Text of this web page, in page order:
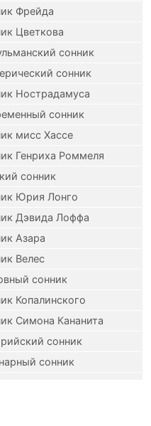
Фрейда
Цветкова
сонник
сонник
Нострадамуса
сонник
мисс Хассе
Генриха Роммеля
сонник
Юрия Лонго
Дэвида Лоффа
Азара
Велес
сонник
Копалинского
Симона Кананита
сонник
сонник